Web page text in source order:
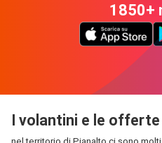
1850+
I volantini e le